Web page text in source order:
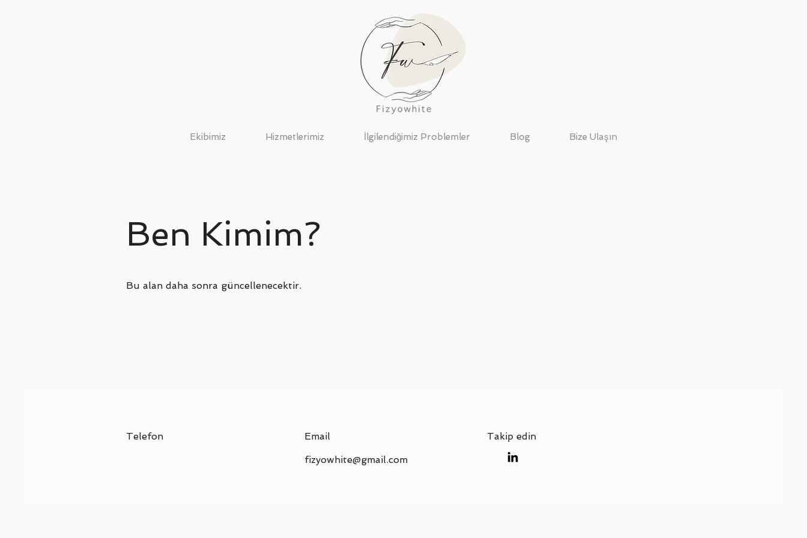
Ekibimiz Hizmetlerimiz İlgilendiğimiz Problemler Blog Bize Ulaşın
Ben Kimim?
Bu alan daha sonra güncellenecektir.
Telefon Email
fizyowhite@gmail.com
Takip edin